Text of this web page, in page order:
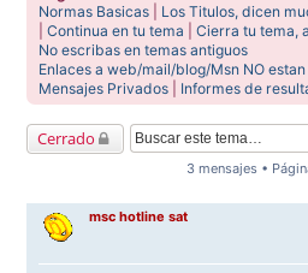
Normas Basicas
Los Titulos, dicen
|Continua en tu tema |Cierra tu tema,
No escribas en temas antiguos
Enlaces a web/mail/blog/Msn NO
Mensajes Privados
Informes de
Cerrado
3 mensajes •
msc hotline sat